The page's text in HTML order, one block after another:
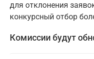
для отклонения
конкурсный отбор
Комиссии будут